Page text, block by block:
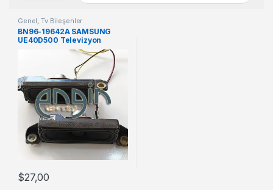
Genel ,Tv Bileşenler
BN96-19642A SAMSUNG
UE40D500 Televizyon
$27,00